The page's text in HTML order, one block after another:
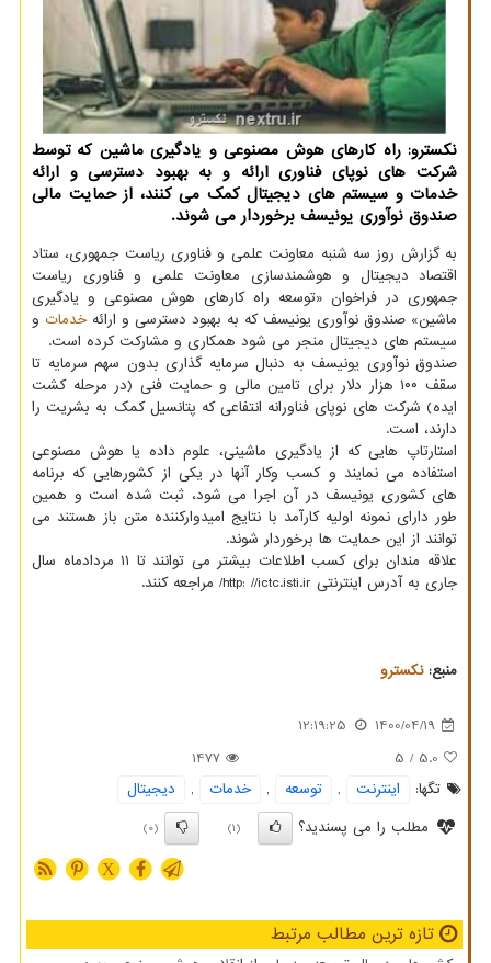
نکسترو: راه کارهای هوش مصنوعی و یادگیری ماشین که توسط
شرکت های نوپای فناوری ارائه و به بهبود دسترسی و ارائه
خدمات و سیستم های دیجیتال کمک می کنند، از حمایت مالی
صندوق نوآوری یونیسف برخوردار می شوند.
به گزارش روز سه شنبه معاونت علمی و فناوری ریاست جمهوری، ستاد
اقتصاد دیجیتال و هوشمندسازی معاونت علمی و فناوری ریاست
جمهوری در فراخوان «توسعه راه کارهای هوش مصنوعی و یادگیری
ماشین» صندوق نوآوری یونیسف که به بهبود دسترسی و ارائه خدمات و
سیستم های دیجیتال منجر می شود همکاری و مشارکت کرده است.
صندوق نوآوری یونیسف به دنبال سرمایه گذاری بدون سهم سرمایه تا
سقف ۱۰۰ هزار دلار برای تامین مالی و حمایت فنی (در مرحله کشت
ایده) شرکت های نوپای فناورانه انتفاعی که پتانسیل کمک به بشریت را
دارند، است.
استارتاپ هایی که از یادگیری ماشینی، علوم داده یا هوش مصنوعی
استفاده می نمایند و کسب وکار آنها در یکی از کشورهایی که برنامه
های کشوری یونیسف در آن اجرا می شود، ثبت شده است و همین
طور دارای نمونه اولیه کارآمد با نتایج امیدوارکننده متن باز هستند می
توانند از این حمایت ها برخوردار شوند.
علاقه مندان برای کسب اطلاعات بیشتر می توانند تا ۱۱ مردادماه سال
جاری به آدرس اینترنتی http: //ictc.isti.ir/ مراجعه کنند.
منبع:نكسترو
1400/04/19
12:19:25
5.0
/ 5
1477
تگها:
اینترنت , توسعه , خدمات ,
دیجیتال
مطلب را می پسندید؟
(1)
(0)
X
تازه ترین مطالب مرتبط